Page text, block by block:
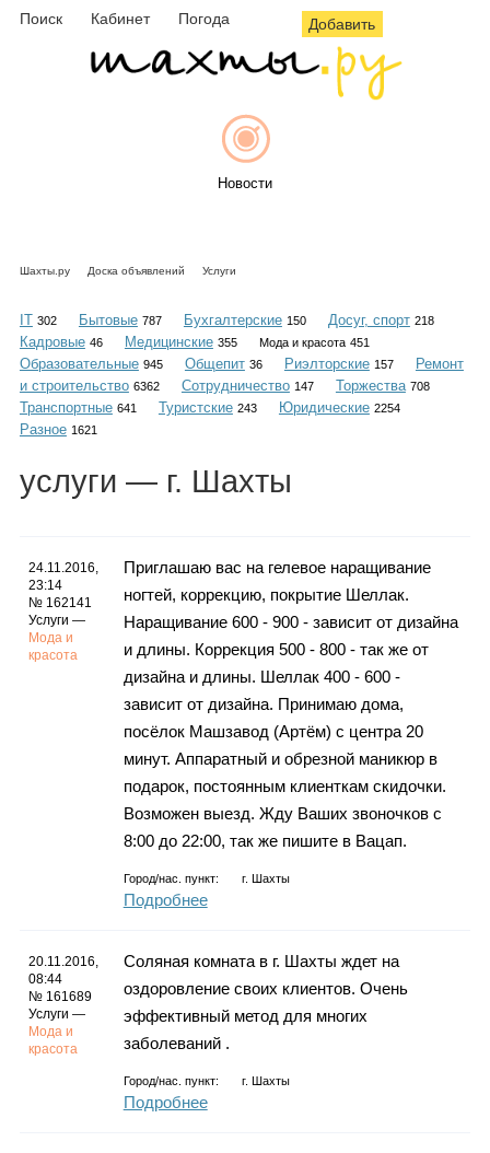
Поиск Кабинет Погода Добавить
Новости
Объявления
Каталог
Инфо
Гороскоп
Карты
Шахты.ру Доска объявлений Услуги
IT 302 Бытовые 787 Бухгалтерские 150 Досуг, спорт 218
Кадровые 46 Медицинские 355 Мода и красота 451
Образовательные 945 Общепит 36 Риэлторские 157
Ремонт
и строительство 6362 Сотрудничество 147 Торжества 708
Транспортные 641 Туристские 243 Юридические 2254
Разное 1621
услуги — г. Шахты
24.11.2016,
23:14
№ 162141
Услуги —
Мода и
красота
Приглашаю вас на гелевое наращивание
ногтей, коррекцию, покрытие Шеллак.
Наращивание 600 - 900 - зависит от дизайна
и длины. Коррекция 500 - 800 - так же от
дизайна и длины. Шеллак 400 - 600 -
зависит от дизайна. Принимаю дома,
посёлок Машзавод (Артём) с центра 20
минут. Аппаратный и обрезной маникюр в
подарок, постоянным клиенткам скидочки.
Возможен выезд. Жду Ваших звоночков с
8:00 до 22:00, так же пишите в Вацап.
Город/нас. пункт: г. Шахты
Подробнее
20.11.2016,
08:44
№ 161689
Услуги —
Мода и
красота
Соляная комната в г. Шахты ждет на
оздоровление своих клиентов. Очень
эффективный метод для многих
заболеваний .
Город/нас. пункт: г. Шахты
Подробнее